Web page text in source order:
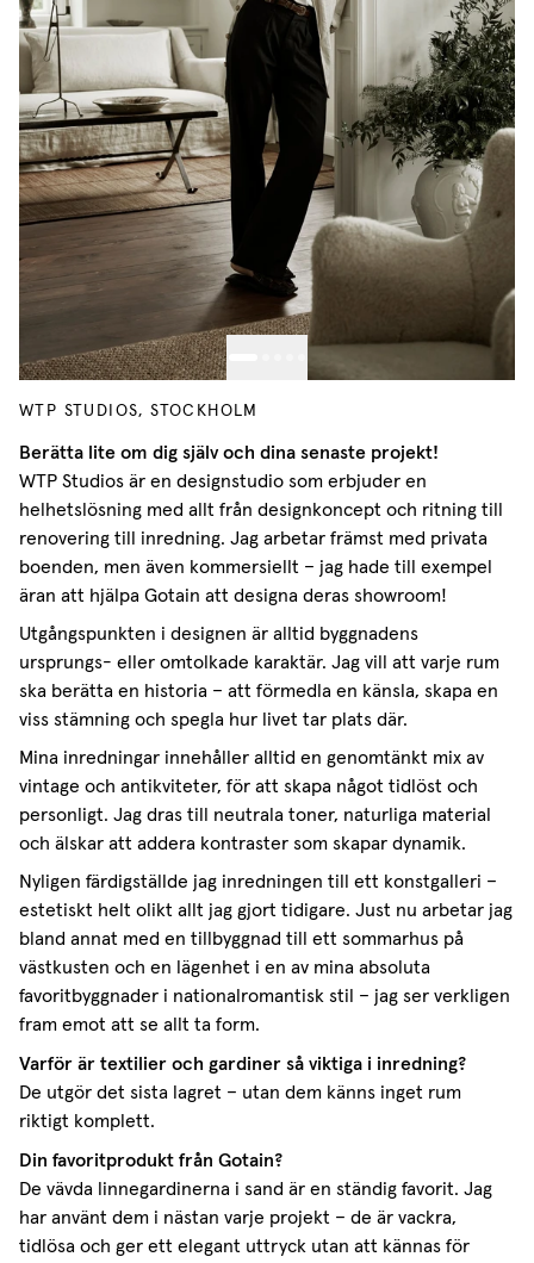
WTP STUDIOS, STOCKHOLM
Berätta lite om dig själv och dina senaste projekt!
WTP Studios är en designstudio som erbjuder en
helhetslösning med allt från designkoncept och ritning till
renovering till inredning. Jag arbetar främst med privata
boenden, men även kommersiellt – jag hade till exempel
äran att hjälpa Gotain att designa deras showroom!
Utgångspunkten i designen är alltid byggnadens
ursprungs- eller omtolkade karaktär. Jag vill att varje rum
ska berätta en historia – att förmedla en känsla, skapa en
viss stämning och spegla hur livet tar plats där.
Mina inredningar innehåller alltid en genomtänkt mix av
vintage och antikviteter, för att skapa något tidlöst och
personligt. Jag dras till neutrala toner, naturliga material
och älskar att addera kontraster som skapar dynamik.
Nyligen färdigställde jag inredningen till ett konstgalleri –
estetiskt helt olikt allt jag gjort tidigare. Just nu arbetar jag
bland annat med en tillbyggnad till ett sommarhus på
västkusten och en lägenhet i en av mina absoluta
favoritbyggnader i nationalromantisk stil – jag ser verkligen
fram emot att se allt ta form.
Varför är textilier och gardiner så viktiga i inredning?
De utgör det sista lagret – utan dem känns inget rum
riktigt komplett.
Din favoritprodukt från Gotain?
De vävda linnegardinerna i sand är en ständig favorit. Jag
har använt dem i nästan varje projekt – de är vackra,
tidlösa och ger ett elegant uttryck utan att kännas för